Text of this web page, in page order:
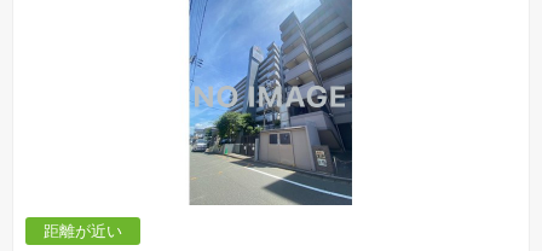
距離が近い